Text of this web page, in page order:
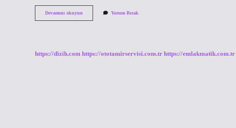
Devamını okuyun
Hisseleri
Yorum Bırak
https://dizih.com https://ototamirservisi.com.tr https://emlakmatik.com.tr